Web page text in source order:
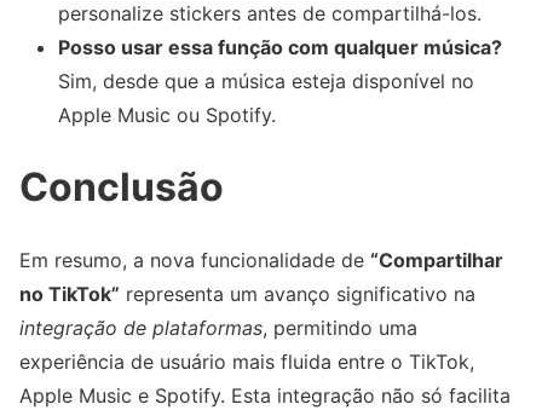
personalize stickers antes de compartilhá-los.
Posso usar essa função com qualquer música?
Sim, desde que a música esteja disponível no
Apple Music ou Spotify.
Conclusão
Em resumo, a nova funcionalidade de “Compartilhar
no TikTok” representa um avanço significativo na
integração de plataformas, permitindo uma
experiência de usuário mais fluida entre o TikTok,
Apple Music e Spotify. Esta integração não só facilita